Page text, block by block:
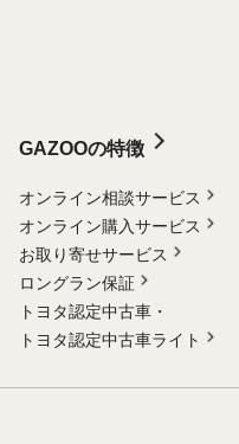
GAZOOの特徴
オンライン相談サービス
オンライン購入サービス
お取り寄せサービス
ロングラン保証
トヨタ認定中古車・
トヨタ認定中古車ライト